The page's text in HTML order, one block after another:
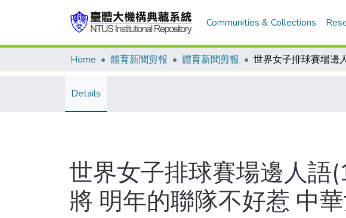
Communities & Collections
Home 體育新聞剪報 體育新聞剪報
Details
世界女子排球賽場邊人語
將 明年的聯隊不好惹 中